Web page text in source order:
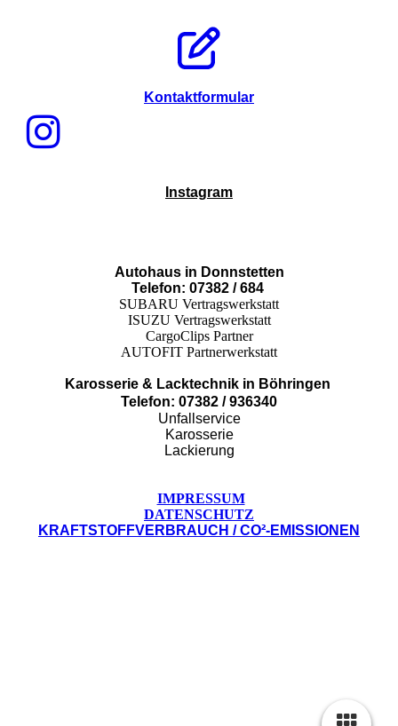
Kontaktformular
Instagram
Autohaus in Donnstetten
Telefon: 07382 / 684
SUBARU Vertragswerkstatt
ISUZU Vertragswerkstatt
CargoClips Partner
AUTOFIT Partnerwerkstatt
Karosserie & Lacktechnik in Böhringen
Telefon: 07382 / 936340
Unfallservice
Karosserie
Lackierung
IMPRESSUM
DATENSCHUTZ
KRAFTSTOFFVERBRAUCH / CO²-EMISSIONEN